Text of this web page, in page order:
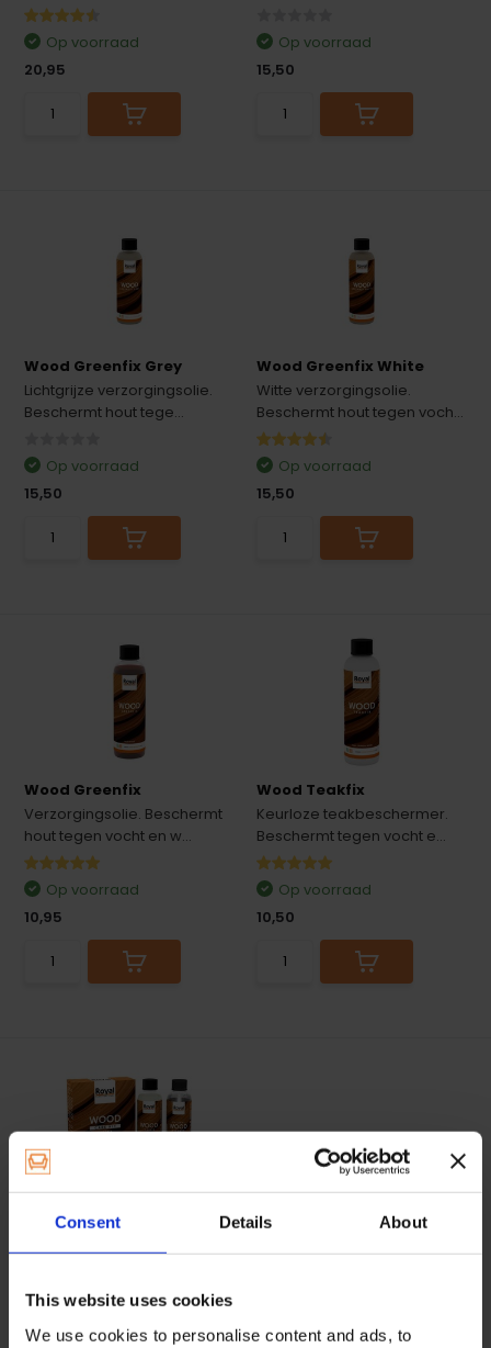
Consent Details About
This website uses cookies
We use cookies to personalise content and ads, to
Op voorraad
20,95
Op voorraad
15,50
Wood Greenfix Grey
Lichtgrijze verzorgingsolie.
Beschermt hout tege...
Op voorraad
15,50
Wood Greenfix White
Witte verzorgingsolie.
Beschermt hout tegen voch...
Op voorraad
15,50
Wood Greenfix
Verzorgingsolie. Beschermt
hout tegen vocht en w...
Op voorraad
10,95
Wood Teakfix
Keurloze teakbeschermer.
Beschermt tegen vocht e...
Op voorraad
10,50
Wood Care Kit Teakfix
Reiniging en bescherm...
Op voorraad
20,95